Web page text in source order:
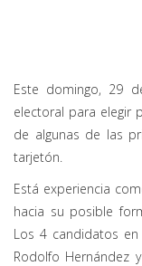
Este domingo, 29
electoral para elegir
de algunas de las
tarjetón.
Está experiencia
hacia su posible
Los 4 candidatos en
Rodolfo Hernández